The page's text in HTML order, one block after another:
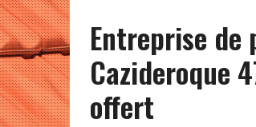
Entreprise de
Cazideroque
offert